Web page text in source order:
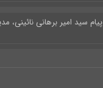
پیام سید امیر برهانی نائینی،